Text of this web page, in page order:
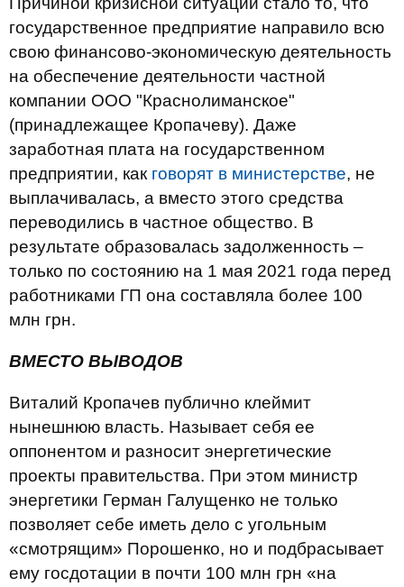
государственное предприятие направило всю
свою финансово-экономическую деятельность
на обеспечение деятельности частной
компании ООО "Краснолиманское"
(принадлежащее Кропачеву). Даже
заработная плата на государственном
предприятии, как говорят в министерстве, не
выплачивалась, а вместо этого средства
переводились в частное общество. В
результате образовалась задолженность –
только по состоянию на 1 мая 2021 года перед
работниками ГП она составляла более 100
млн грн.
ВМЕСТО ВЫВОДОВ
Виталий Кропачев публично клеймит
нынешнюю власть. Называет себя ее
оппонентом и разносит энергетические
проекты правительства. При этом министр
энергетики Герман Галущенко не только
позволяет себе иметь дело с угольным
«смотрящим» Порошенко, но и подбрасывает
ему госдотации в почти 100 млн грн «на